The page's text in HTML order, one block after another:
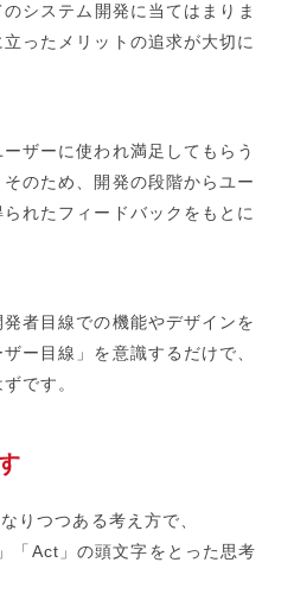
システム開発に当てはまりま
ったメリットの追求が大切に
ザーに使われ満足してもらう
のため、開発の段階からユー
れたフィードバックをもとに
者目線での機能やデザインを
ー目線」を意識するだけで、
です。
りつつある考え方で、
「Act」の頭文字をとった思考